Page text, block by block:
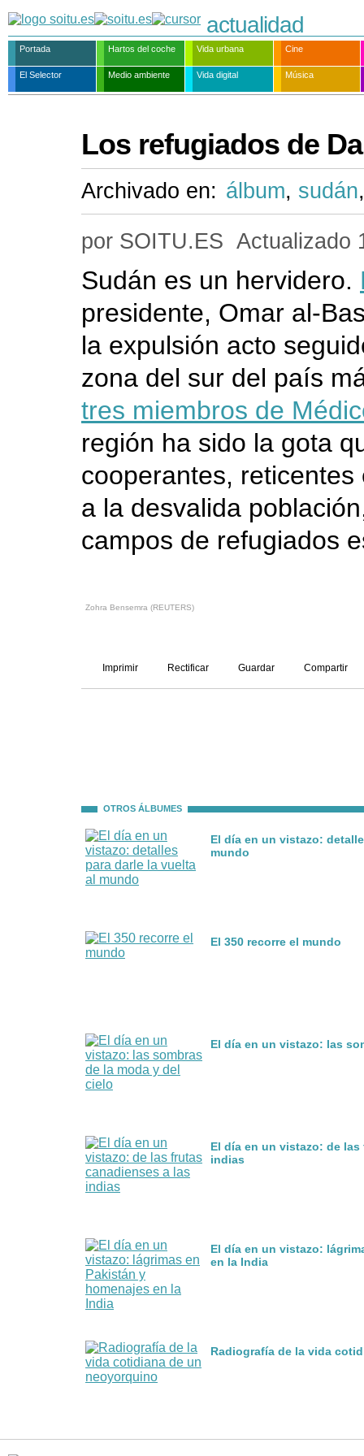
actualidad
Portada Hartos del coche Vida urbana Cine
El Selector Medio ambiente Vida digital Música
Los refugiados de
Archivado en: álbum, sudán
por SOITU.ES Actualizado
Sudán es un hervidero.
presidente, Omar al-
la expulsión acto
zona del sur del país
tres miembros de
región ha sido la gota
cooperantes,
a la desvalida
campos de refugiados
Zohra Bensemra (REUTERS)
Imprimir Rectificar Guardar Compartir
OTROS ÁLBUMES
El día en un vistazo:
mundo
El 350 recorre el mundo
El día en un vistazo: las
El día en un vistazo: de
indias
El día en un vistazo:
en la India
Radiografía de la vida